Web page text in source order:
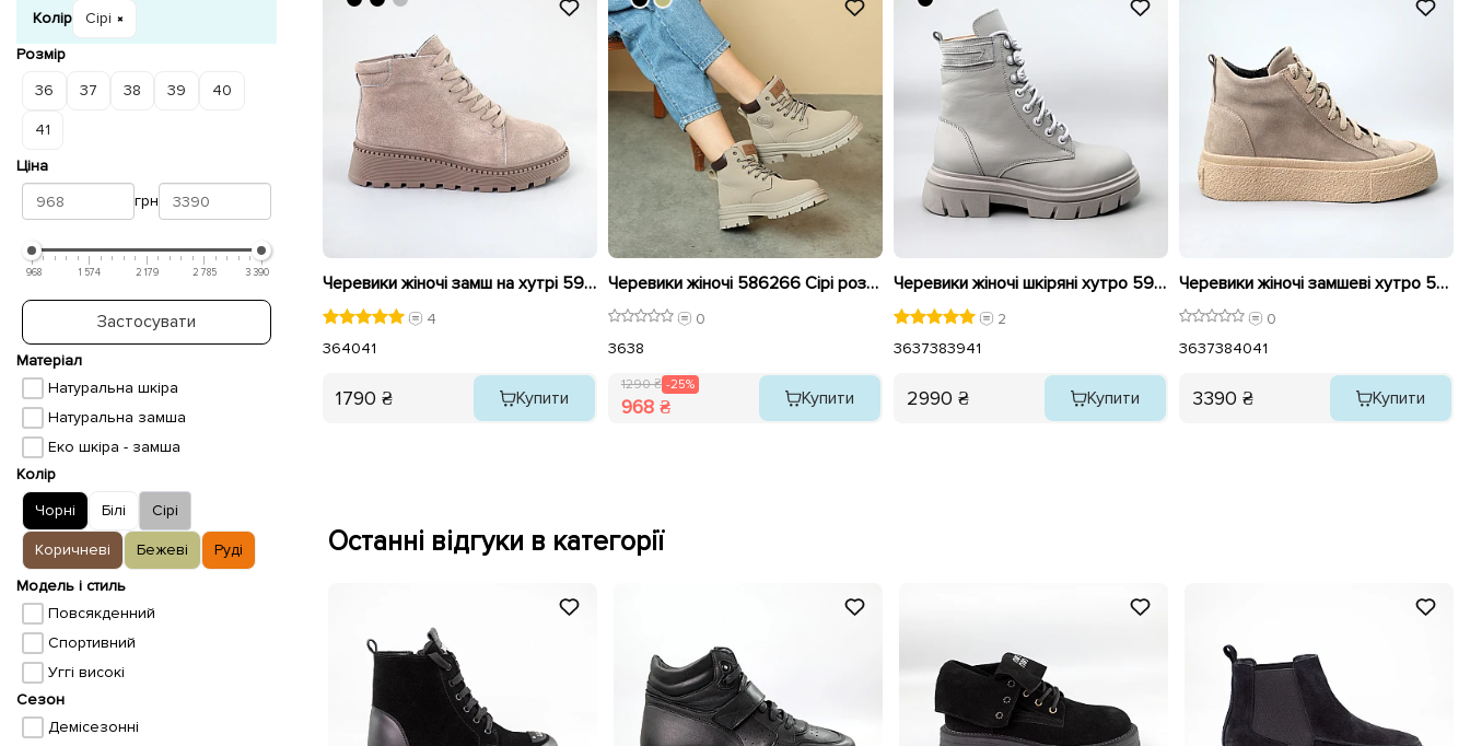
Колір
Сірі
Розмір
36
37 38 39 40
41
Ціна
грн
968 1 574 2 179 2 785 3 390
Застосувати
Матеріал
Натуральна шкіра
Натуральна замша
Еко шкіра - замша
Колір
Чорні
Білі Сірі
Коричневі Бежеві
Руді
Модель і стиль
Повсякденний
Спортивний
Уггі високі
Сезон
Демісезонні
Черевики жіночі замш на хутрі 593170 Сірі
4
364041
1790 ₴ Купити
Черевики жіночі 586266 Сірі розпродаж
0
3638
1290 ₴ -25%
968 ₴ Купити
Черевики жіночі шкіряні хутро 591153 Сірі
2
3637383941
2990 ₴ Купити
Черевики жіночі замшеві хутро 590967 Сірі
0
3637384041
3390 ₴ Купити
Останні відгуки в категорії